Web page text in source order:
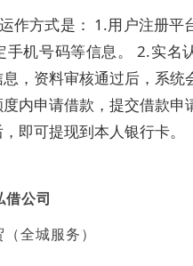
作方式是： 1.用户注册平
手机号码等信息。 2.实名
，资料审核通过后，系统
内申请借款，提交借款申
即可提现到本人银行卡。
借公司
全城服务）